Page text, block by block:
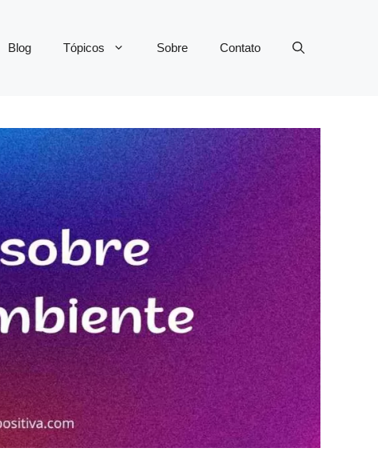
Blog Tópicos Sobre Contato